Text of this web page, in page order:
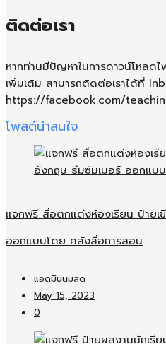
ติดต่อเรา
หากท่านมีปัญหาในการดาวน์โหล
เพิ่มเติม สามารถติดต่อเราได้ที่
https://facebook.com/
โพสต์น่าสนใจ
แจกฟรี สื่อตกแต่งห้องเรียน ป้าย
ออกแบบโดย คลังสื่อการสอน
แอดมินนมสด
May 15, 2023
0